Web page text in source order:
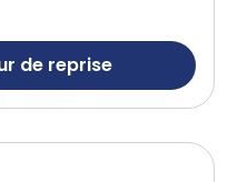
de reprise